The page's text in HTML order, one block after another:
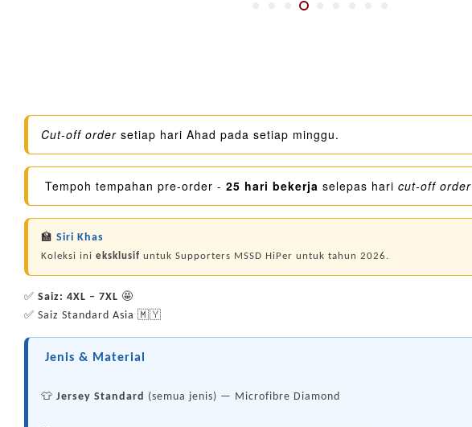
Cut-off order setiap hari Ahad pada setiap minggu.
Tempoh tempahan pre-order - 25 hari bekerja selepas hari cut-off order
🏫 Siri Khas
Koleksi ini eksklusif untuk Supporters MSSD HiPer untuk tahun 2026.
✅ Saiz: 4XL – 7XL 🤩
✅ Saiz Standard Asia 🇲🇾
Jenis & Material
👕 Jersey Standard (semua jenis) — Microfibre Diamond